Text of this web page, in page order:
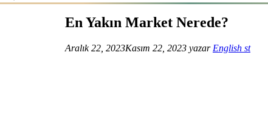
En Yakın Market Nerede?
Aralık 22, 2023Kasım 22, 2023 yazar English st